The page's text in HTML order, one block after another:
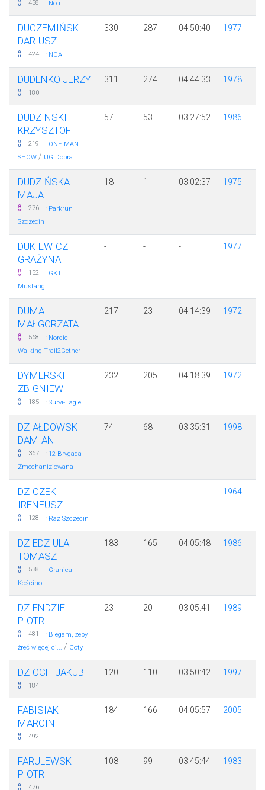
458 · No i…
DUCZEMIŃSKI
DARIUSZ
424 · NOA
330 287 04:50:40 1977
DUDENKO JERZY
180
311 274 04:44:33 1978
DUDZINSKI
KRZYSZTOF
219 · ONE MAN
SHOW / UG Dobra
57 53 03:27:52 1986
DUDZIŃSKA
MAJA
276 · Parkrun
Szczecin
18 1 03:02:37 1975
DUKIEWICZ
GRAŻYNA
152 · GKT
Mustangi
- - - 1977
DUMA
MAŁGORZATA
568 · Nordic
Walking Trail2Gether
217 23 04:14:39 1972
DYMERSKI
ZBIGNIEW
185 · Survi-Eagle
232 205 04:18:39 1972
DZIAŁDOWSKI
DAMIAN
367 · 12 Brygada
Zmechaniziowana
74 68 03:35:31 1998
DZICZEK
IRENEUSZ
128 · Raz Szczecin
- - - 1964
DZIEDZIULA
TOMASZ
538 · Granica
Kościno
183 165 04:05:48 1986
DZIENDZIEL
PIOTR
481 · Biegam, żeby
żreć więcej ci... / Coty
23 20 03:05:41 1989
DZIOCH JAKUB
184
120 110 03:50:42 1997
FABISIAK
MARCIN
492
184 166 04:05:57 2005
FARULEWSKI
PIOTR
476
108 99 03:45:44 1983